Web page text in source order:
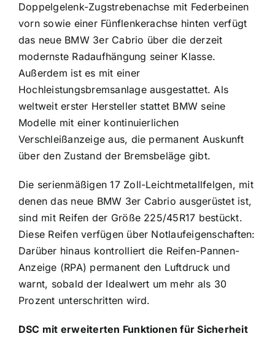
Doppelgelenk-Zugstrebenachse mit Federbeinen
vorn sowie einer Fünflenkerachse hinten verfügt
das neue BMW 3er Cabrio über die derzeit
modernste Radaufhängung seiner Klasse.
Außerdem ist es mit einer
Hochleistungsbremsanlage ausgestattet. Als
weltweit erster Hersteller stattet BMW seine
Modelle mit einer kontinuierlichen
Verschleißanzeige aus, die permanent Auskunft
über den Zustand der Bremsbeläge gibt.
Die serienmäßigen 17 Zoll-Leichtmetallfelgen, mit
denen das neue BMW 3er Cabrio ausgerüstet ist,
sind mit Reifen der Größe 225/45R17 bestückt.
Diese Reifen verfügen über Notlaufeigenschaften:
Darüber hinaus kontrolliert die Reifen-Pannen-
Anzeige (RPA) permanent den Luftdruck und
warnt, sobald der Idealwert um mehr als 30
Prozent unterschritten wird.
DSC mit erweiterten Funktionen für Sicherheit